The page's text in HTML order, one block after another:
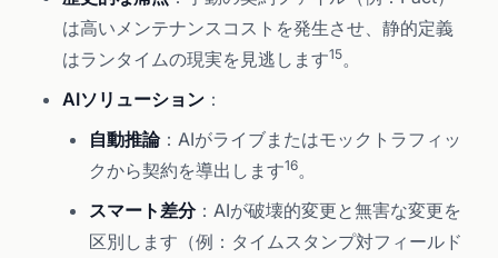
は高いメンテナンスコストを発生させ、静的定義
はランタイムの現実を見逃します15。
AIソリューション ：
自動推論：AIがライブまたはモックトラフィッ
クから契約を導出します16。
スマート差分：AIが破壊的変更と無害な変更を
区別します（例：タイムスタンプ対フィールド